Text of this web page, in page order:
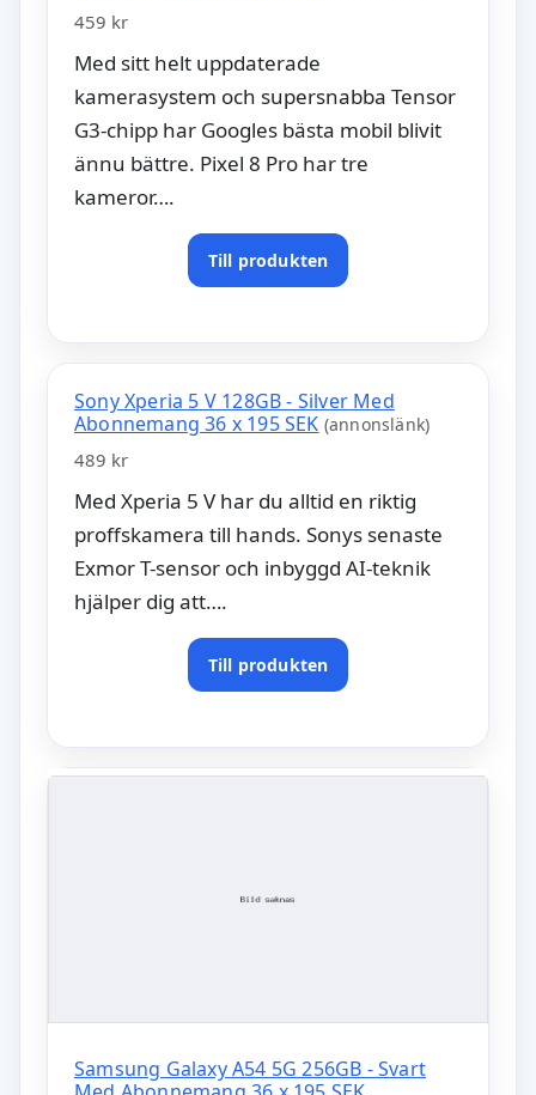
459 kr
Med sitt helt uppdaterade
kamerasystem och supersnabba Tensor
G3-chipp har Googles bästa mobil blivit
ännu bättre. Pixel 8 Pro har tre
kameror….
Till produkten
Sony Xperia 5 V 128GB - Silver Med
Abonnemang 36 x 195 SEK (annonslänk)
489 kr
Med Xperia 5 V har du alltid en riktig
proffskamera till hands. Sonys senaste
Exmor T-sensor och inbyggd AI-teknik
hjälper dig att….
Till produkten
Samsung Galaxy A54 5G 256GB - Svart